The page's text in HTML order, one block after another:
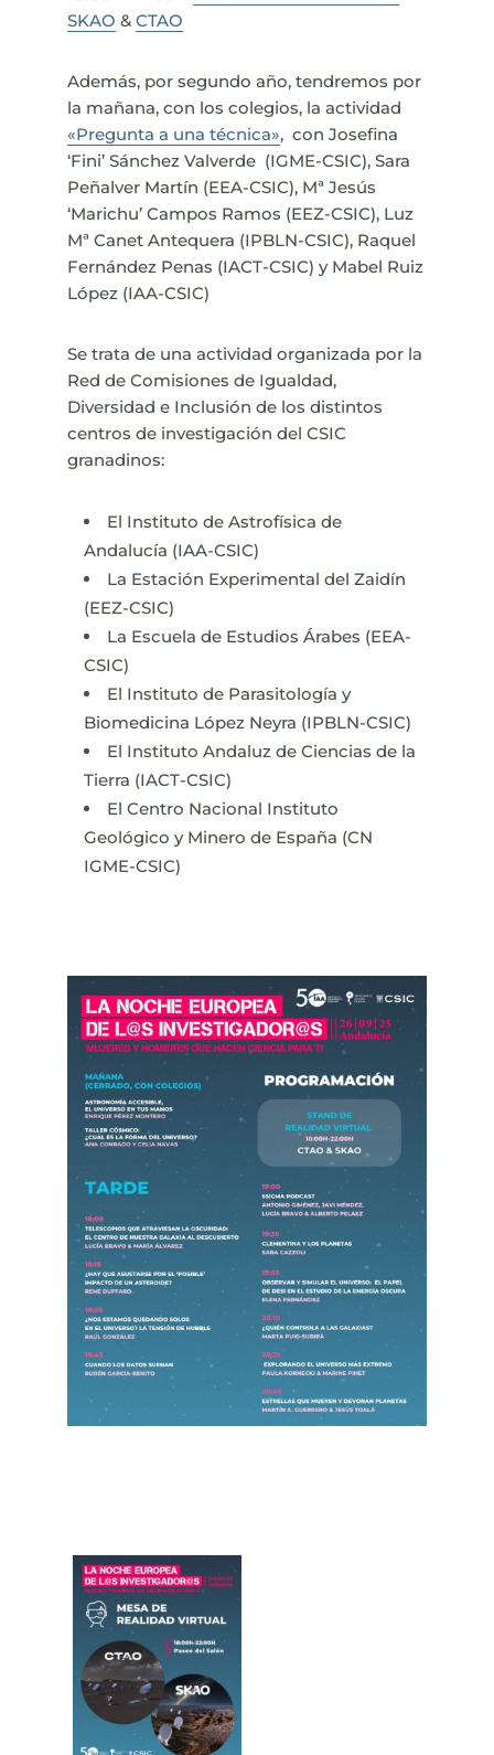
SKAO & CTAO
Además, por segundo año, tendremos por
la mañana, con los colegios, la actividad
«Pregunta a una técnica», con Josefina
‘Fini’ Sánchez Valverde (IGME-CSIC), Sara
Peñalver Martín (EEA-CSIC), Mª Jesús
‘Marichu’ Campos Ramos (EEZ-CSIC), Luz
Mª Canet Antequera (IPBLN-CSIC), Raquel
Fernández Penas (IACT-CSIC) y Mabel Ruiz
López(IAA-CSIC)
Se trata de una actividad organizada por la
Red de Comisiones de Igualdad,
Diversidad e Inclusión de los distintos
centros de investigación del CSIC
granadinos:
El Instituto de Astrofísica de
Andalucía (IAA-CSIC)
La Estación Experimental del Zaidín
(EEZ-CSIC)
La Escuela de Estudios Árabes (EEA-
CSIC)
El Instituto de Parasitología y
Biomedicina López Neyra (IPBLN-CSIC)
El Instituto Andaluz de Ciencias de la
Tierra (IACT-CSIC)
El Centro Nacional Instituto
Geológico y Minero de España (CN
IGME-CSIC)